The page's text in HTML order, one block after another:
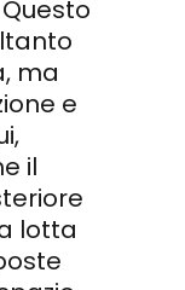
ma
e
il
lotta